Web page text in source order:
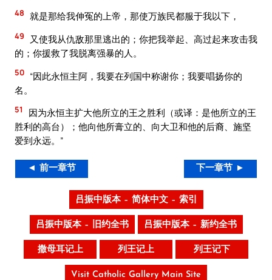
48 就是那给我伸冤的上帝，那使万族民都服于我以下，
49
又使我从仇敌那里逃出的；你把我举起、高过起来攻击我
的；你援救了我脱离强暴的人。
50 “因此永恒主阿，我要在列国中称谢你；我要唱扬你的
名。
51
因为永恒主扩大他所立的王之胜利（或译：是他所立的王
胜利的高台）；他向他所膏立的、向大卫和他的后裔、施坚
爱到永远。”
◄ 前一章节 下一章节 ►
吕振中版本 – 简体中文 – 索引
吕振中版本 – 旧约全书 吕振中版本 – 新约全书
撒母耳记上 列王记上 列王记下
Visit Catholic Gallery Main Site